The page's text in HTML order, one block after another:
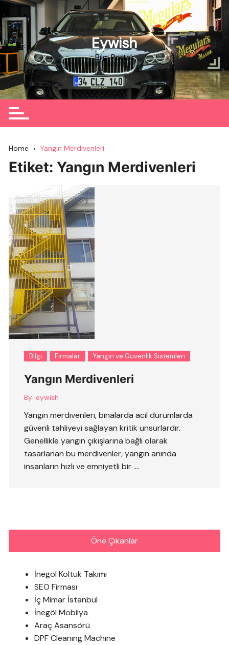
Skip
to
content
Eywish
Bilgi Portalı
Home Yangın Merdivenleri
Etiket:Yangın Merdivenleri
Bilgi Firmalar Yangın ve Güvenlik Sistemleri
Yangın Merdivenleri
By: eywish
Yangın merdivenleri, binalarda acil durumlarda
güvenli tahliyeyi sağlayan kritik unsurlardır.
Genellikle yangın çıkışlarına bağlı olarak
tasarlanan bu merdivenler, yangın anında
insanların hızlı ve emniyetli bir ….
Öne Çıkanlar
İnegöl Koltuk Takımı
SEO Firması
İç Mimar İstanbul
İnegöl Mobilya
Araç Asansörü
DPF Cleaning Machine